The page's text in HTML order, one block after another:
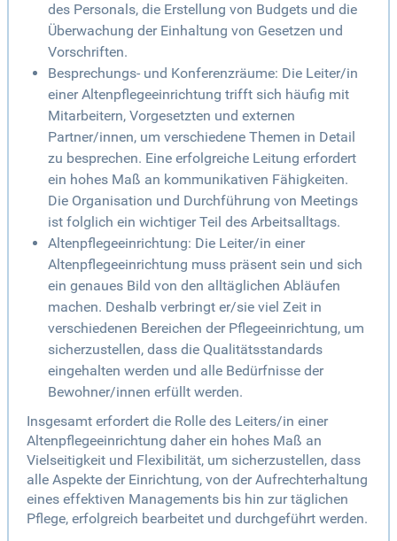
des Personals, die Erstellung von Budgets und die
Überwachung der Einhaltung von Gesetzen und
Vorschriften.
Besprechungs- und Konferenzräume: Die Leiter/in
einer Altenpflegeeinrichtung trifft sich häufig mit
Mitarbeitern, Vorgesetzten und externen
Partner/innen, um verschiedene Themen in Detail
zu besprechen. Eine erfolgreiche Leitung erfordert
ein hohes Maß an kommunikativen Fähigkeiten.
Die Organisation und Durchführung von Meetings
ist folglich ein wichtiger Teil des Arbeitsalltags.
Altenpflegeeinrichtung: Die Leiter/in einer
Altenpflegeeinrichtung muss präsent sein und sich
ein genaues Bild von den alltäglichen Abläufen
machen. Deshalb verbringt er/sie viel Zeit in
verschiedenen Bereichen der Pflegeeinrichtung, um
sicherzustellen, dass die Qualitätsstandards
eingehalten werden und alle Bedürfnisse der
Bewohner/innen erfüllt werden.
Insgesamt erfordert die Rolle des Leiters/in einer
Altenpflegeeinrichtung daher ein hohes Maß an
Vielseitigkeit und Flexibilität, um sicherzustellen, dass
alle Aspekte der Einrichtung, von der Aufrechterhaltung
eines effektiven Managements bis hin zur täglichen
Pflege, erfolgreich bearbeitet und durchgeführt werden.